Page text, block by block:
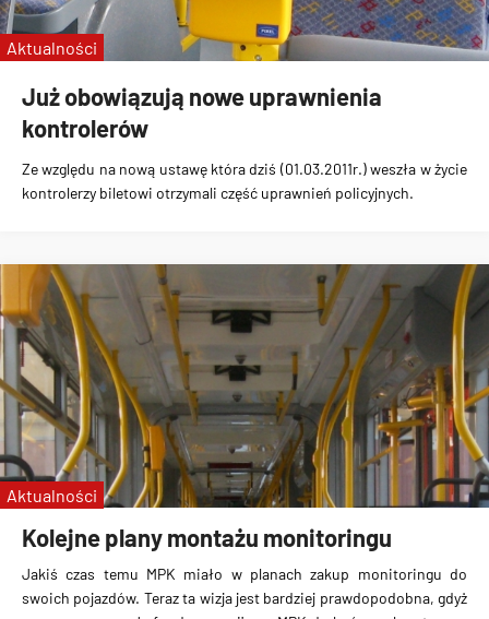
Już obowiązują nowe uprawnienia
kontrolerów
Ze względu na nową ustawę która dziś (01.03.2011r.) weszła w życie
kontrolerzy biletowi otrzymali część uprawnień policyjnych.
Aktualności
Kolejne plany montażu monitoringu
Jakiś czas temu MPK miało w planach zakup monitoringu do
swoich pojazdów. Teraz ta wizja jest bardziej prawdopodobna, gdyż
Aktualności